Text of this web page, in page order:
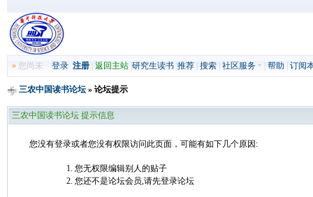
»您尚未 登录 注册| 返回主站| 研究生读书| 推荐| 搜索| 社区服务 帮助 订阅
三农中国读书论坛» 论坛提示
三农中国读书论坛 提示信息
您没有登录或者您没有权限访问此页面，可能有如下几个原因:
您无权限编辑别人的贴子
您还不是论坛会员,请先登录论坛